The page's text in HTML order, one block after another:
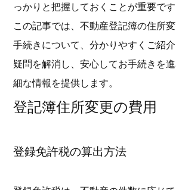
っかりと把握しておくことが重要です
この記事では、不動産登記簿の住所
手続きについて、分かりやすくご紹介
疑問を解消し、安心してお手続きを
細な情報を提供します。
登記簿住所変更の費用
登録免許税の算出方法